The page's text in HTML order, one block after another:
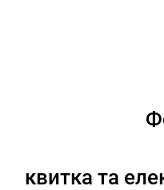
квитка та